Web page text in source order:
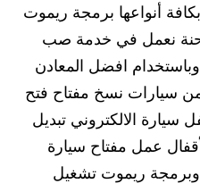
أنواعها برمجة ريموت
نعمل في خدمة صب
وباستخدام افضل المعادن
سيارات نسخ مفتاح فتح
سيارة الالكتروني تبديل
عمل مفتاح سيارة
وبرمجة ريموت تشغيل